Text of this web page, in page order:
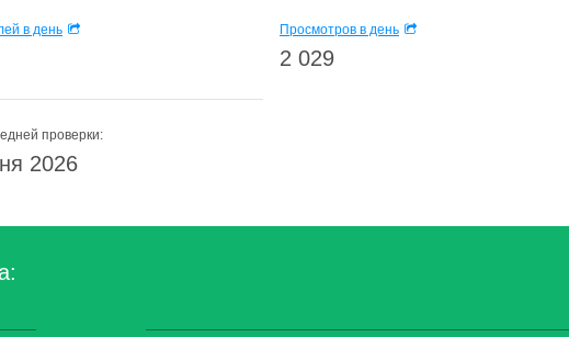
в день Просмотров в день
2 029
проверки:
2026